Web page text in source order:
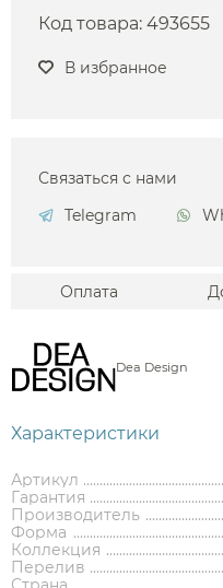
Код товара: 493655
В избранное
Связаться с нами
Telegram
Оплата
Dea Design
Характеристики
Артикул
Гарантия
Производитель
Форма
Коллекция
Перелив